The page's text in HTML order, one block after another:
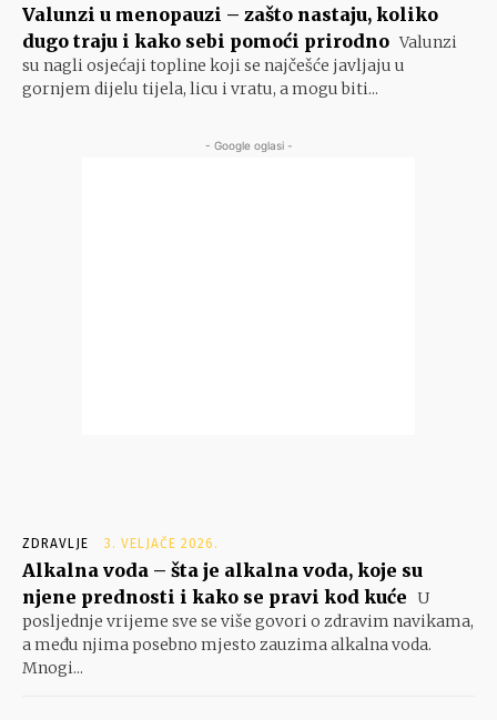
Valunzi u menopauzi – zašto nastaju, koliko
dugo traju i kako sebi pomoći prirodno Valunzi
su nagli osjećaji topline koji se najčešće javljaju u
gornjem dijelu tijela, licu i vratu, a mogu biti...
- Google oglasi -
ZDRAVLJE 3. VELJAČE 2026.
Alkalna voda – šta je alkalna voda, koje su
njene prednosti i kako se pravi kod kuće U
posljednje vrijeme sve se više govori o zdravim navikama,
a među njima posebno mjesto zauzima alkalna voda.
Mnogi...